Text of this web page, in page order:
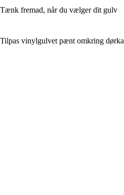
Tænk fremad, når du vælger dit gulv
Tilpas vinylgulvet pænt omkring